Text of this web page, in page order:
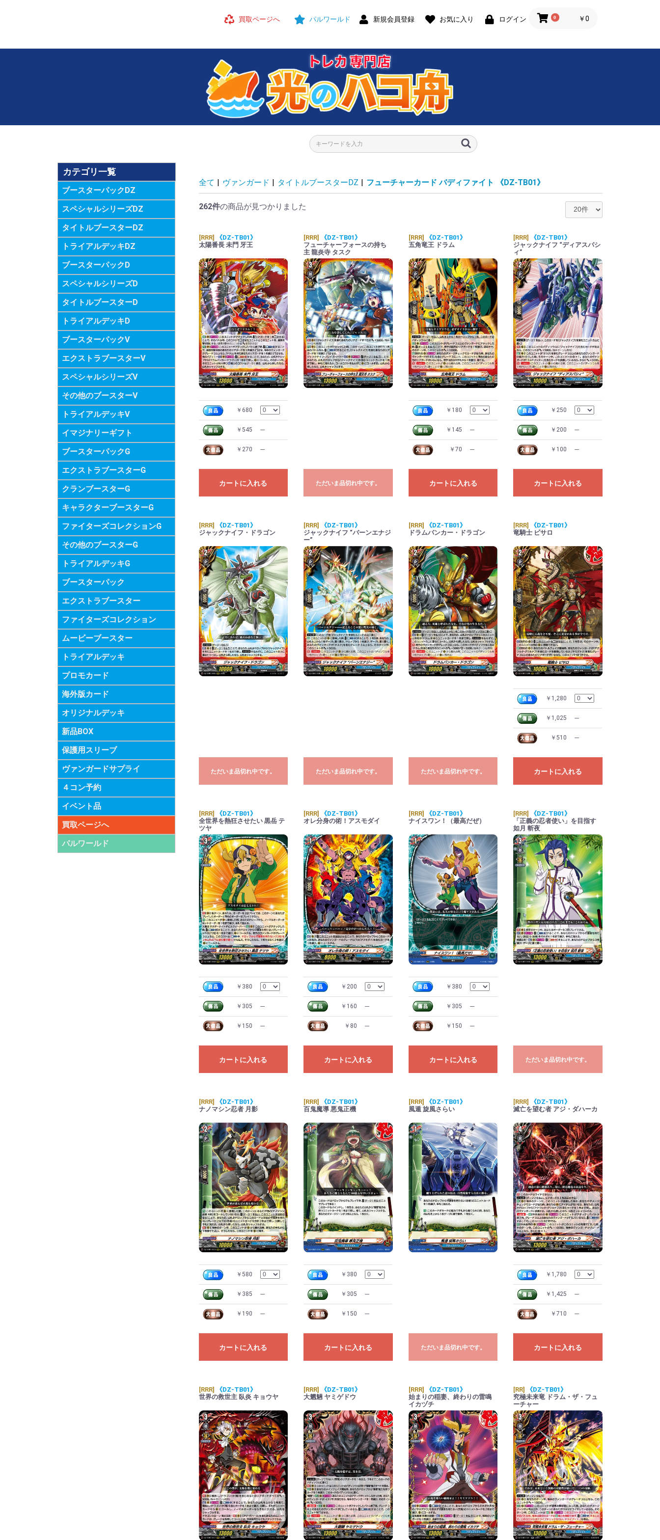
買取ページへ パルワールド 新規会員登録 お気に入り ログイン 0 ￥0
カテゴリ一覧
ブースターパックDZ
スペシャルシリーズDZ
タイトルブースターDZ
トライアルデッキDZ
ブースターパックD
スペシャルシリーズD
タイトルブースターD
トライアルデッキD
ブースターパックV
エクストラブースターV
スペシャルシリーズV
その他のブースターV
トライアルデッキV
イマジナリーギフト
ブースターパックG
エクストラブースターG
クランブースターG
キャラクターブースターG
ファイターズコレクションG
その他のブースターG
トライアルデッキG
ブースターパック
エクストラブースター
ファイターズコレクション
ムービーブースター
トライアルデッキ
プロモカード
海外版カード
オリジナルデッキ
新品BOX
保護用スリーブ
ヴァンガードサプライ
４コン予約
イベント品
買取ページへ
パルワールド
全て | ヴァンガード | タイトルブースターDZ | フューチャーカード バディファイト 《DZ-TB01》
262件の商品が見つかりました
[RRR]
《DZ-TB01》
太陽番長 未門 牙王
￥680
￥545 ---
￥270 ---
カートに入れる
[RRR]
《DZ-TB01》
フューチャーフォースの持ち
主 龍炎寺 タスク
ただいま品切れ中です。
[RRR]
《DZ-TB01》
五角竜王 ドラム
￥180
￥145 ---
￥70 ---
カートに入れる
[RRR]
《DZ-TB01》
ジャックナイフ “ディアスパシ
ィ”
￥250
￥200 ---
￥100 ---
カートに入れる
[RRR]
《DZ-TB01》
ジャックナイフ・ドラゴン
ただいま品切れ中です。
[RRR]
《DZ-TB01》
ジャックナイフ “バーンエナジ
ー”
ただいま品切れ中です。
[RRR]
《DZ-TB01》
ドラムバンカー・ドラゴン
ただいま品切れ中です。
[RRR]
《DZ-TB01》
竜騎士 ピサロ
￥1,280
￥1,025 ---
￥510 ---
カートに入れる
[RRR]
《DZ-TB01》
全世界を熱狂させたい 黒岳 テ
ツヤ
￥380
￥305 ---
￥150 ---
カートに入れる
[RRR]
《DZ-TB01》
オレ分身の術！アスモダイ
￥200
￥160 ---
￥80 ---
カートに入れる
[RRR]
《DZ-TB01》
ナイスワン！（最高だぜ）
￥380
￥305 ---
￥150 ---
カートに入れる
[RRR]
《DZ-TB01》
「正義の忍者使い」を目指す
如月 斬夜
ただいま品切れ中です。
[RRR]
《DZ-TB01》
ナノマシン忍者 月影
￥580
￥385 ---
￥190 ---
カートに入れる
[RRR]
《DZ-TB01》
百鬼魔導 悪鬼正機
￥380
￥305 ---
￥150 ---
カートに入れる
[RRR]
《DZ-TB01》
風遁 旋風さらい
ただいま品切れ中です。
[RRR]
《DZ-TB01》
滅亡を望む者 アジ・ダハーカ
￥1,780
￥1,425 ---
￥710 ---
カートに入れる
[RRR]
《DZ-TB01》
世界の救世主 臥炎 キョウヤ
[RRR]
《DZ-TB01》
大魍魎 ヤミゲドウ
[RRR]
《DZ-TB01》
始まりの稲妻、終わりの雷鳴
イカヅチ
[RR]
《DZ-TB01》
究極未来竜 ドラム・ザ・フュ
ーチャー